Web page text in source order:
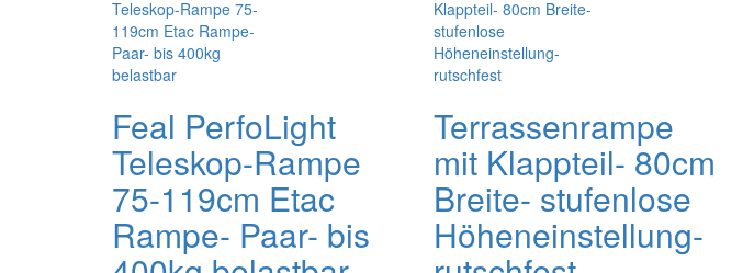
Feal PerfoLight
Teleskop-Rampe
75-119cm Etac
Rampe- Paar- bis
Terrassenrampe
mit Klappteil- 80cm
Breite- stufenlose
Höheneinstellung-